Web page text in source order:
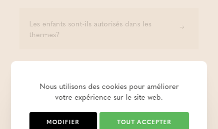
Les enfants sont-ils autorisés dans les
thermes?
Quel maillot porter ?
Puis-je louer ou faut-il acheter les textiles de
Nous utilisons des cookies pour améliorer
votre expérience sur le site web.
MODIFIER TOUT ACCEPTER